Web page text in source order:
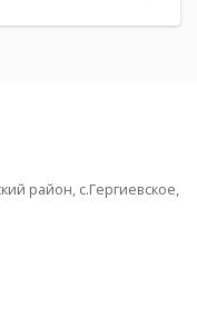
район, с.Гергиевское,